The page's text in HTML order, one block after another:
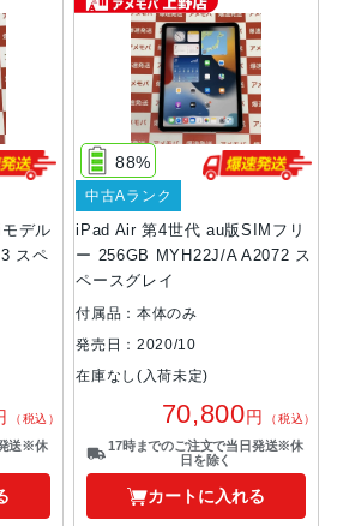
デル
スペ
（税込）
送※休
iPad Air 第4世代 au版SIMフリ
ー 256GB MYH22J/A A2072 ス
ペースグレイ
88%
中古Aランク
付属品：本体のみ
発売日：2020/10
在庫なし(入荷未定)
70,800円 （税込）
17時までのご注文で当日発送※休
日を除く
カートに入れる